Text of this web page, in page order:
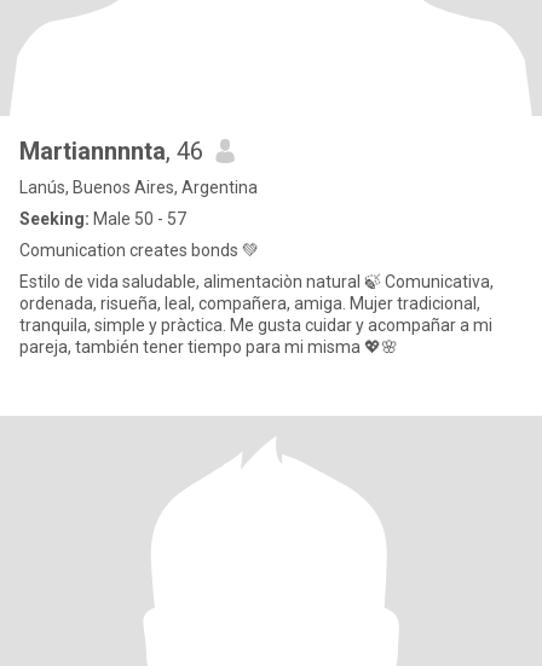
Martiannnnta, 46
Lanús, Buenos Aires, Argentina
Seeking: Male 50 - 57
Comunication creates bonds 💚
Estilo de vida saludable, alimentaciòn natural 🍃 Comunicativa,
ordenada, risueña, leal, compañera, amiga. Mujer tradicional,
tranquila, simple y pràctica. Me gusta cuidar y acompañar a mi
pareja, también tener tiempo para mi misma 💖🌸